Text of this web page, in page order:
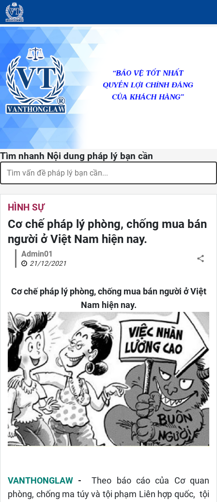
Tìm nhanh Nội dung pháp lý bạn cần
HÌNH SỰ
Cơ chế pháp lý phòng, chống mua bán
người ở Việt Nam hiện nay.
Admin01
21/12/2021
Cơ chế pháp lý phòng, chống mua bán người ở Việt
Nam hiện nay.
VANTHONGLAW -Theo báo cáo của Cơ quan
phòng, chống ma túy và tội phạm Liên hợp quốc, tội